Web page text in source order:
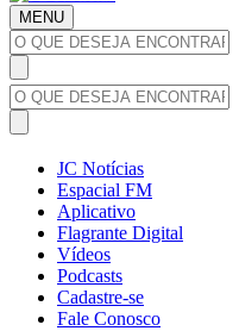
MENU
JC Notícias
Espacial FM
Aplicativo
Flagrante Digital
Vídeos
Podcasts
Cadastre-se
Fale Conosco